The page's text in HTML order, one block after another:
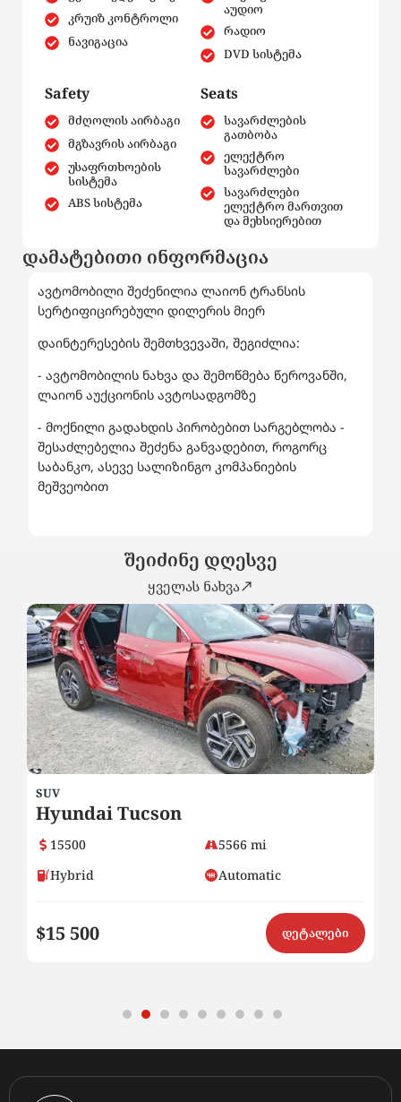
კრუიზ კონტროლი
ნავიგაცია
აუდიო
რადიო
DVD სისტემა
Safety
მძღოლის აირბაგი
მგზავრის აირბაგი
უსაფრთხოების
სისტემა
ABS სისტემა
Seats
სავარძლების
გათბობა
ელექტრო
სავარძლები
სავარძლები
ელექტრო მართვით
და მეხსიერებით
დამატებითი ინფორმაცია
ავტომობილი შეძენილია ლაიონ ტრანსის
სერტიფიცირებული დილერის მიერ
დაინტერესების შემთხვევაში, შეგიძლია:
- ავტომობილის ნახვა და შემოწმება წეროვანში,
ლაიონ აუქციონის ავტოსადგომზე
- მოქნილი გადახდის პირობებით სარგებლობა -
შესაძლებელია შეძენა განვადებით, როგორც
საბანკო, ასევე სალიზინგო კომპანიების
მეშვეობით
შეიძინე დღესვე
ყველას ნახვა
SUV
Hyundai Tucson
15500
5566 mi
Hybrid
Automatic
$15 500 დეტალები